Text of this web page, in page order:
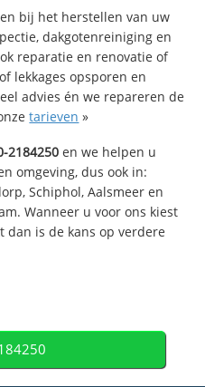
bij het herstellen van uw
dakgotenreiniging en
reparatie en renovatie of
lekkages opsporen en
advies én we repareren de
tarieven »
2184250 en we helpen u
omgeving, dus ook in:
Schiphol, Aalsmeer en
Wanneer u voor ons kiest
dan is de kans op verdere